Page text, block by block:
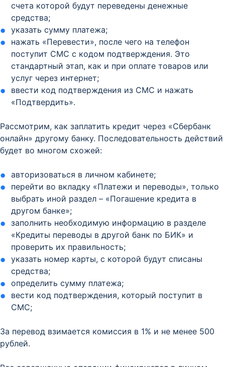
счета которой будут переведены денежные
средства;
указать сумму платежа;
нажать «Перевести», после чего на телефон
поступит СМС с кодом подтверждения. Это
стандартный этап, как и при оплате товаров или
услуг через интернет;
ввести код подтверждения из СМС и нажать
«Подтвердить».
Рассмотрим, как заплатить кредит через «Сбербанк
онлайн» другому банку. Последовательность действий
будет во многом схожей:
авторизоваться в личном кабинете;
перейти во вкладку «Платежи и переводы», только
выбрать иной раздел – «Погашение кредита в
другом банке»;
заполнить необходимую информацию в разделе
«Кредиты переводы в другой банк по БИК» и
проверить их правильность;
указать номер карты, с которой будут списаны
средства;
определить сумму платежа;
вести код подтверждения, который поступит в
СМС;
За перевод взимается комиссия в 1% и не менее 500
рублей.